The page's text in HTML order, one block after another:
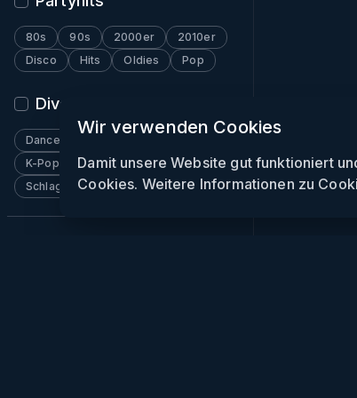
Wir verwenden Cookies
Damit unsere Website gut funktioniert
Cookies. Weitere Informationen zu
80s 90s 2000er
2010er
Disco
Hits Oldies Pop
Diverses
Dancehall
K-Pop
Pop Reggae
Rock
Schlager
Soulection Wave